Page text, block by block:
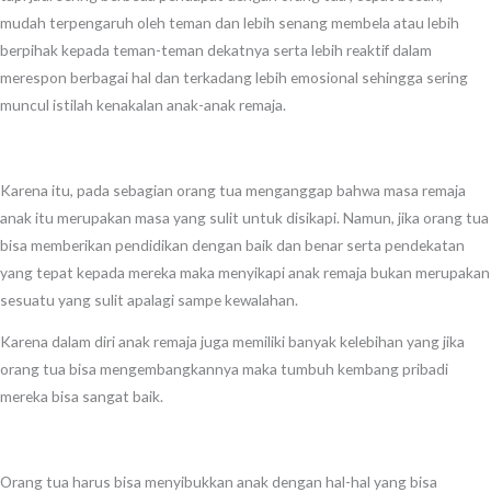
mudah terpengaruh oleh teman dan lebih senang membela atau lebih
berpihak kepada teman-teman dekatnya serta lebih reaktif dalam
merespon berbagai hal dan terkadang lebih emosional sehingga sering
muncul istilah kenakalan anak-anak remaja.
Karena itu, pada sebagian orang tua menganggap bahwa masa remaja
anak itu merupakan masa yang sulit untuk disikapi. Namun, jika orang tua
bisa memberikan pendidikan dengan baik dan benar serta pendekatan
yang tepat kepada mereka maka menyikapi anak remaja bukan merupakan
sesuatu yang sulit apalagi sampe kewalahan.
Karena dalam diri anak remaja juga memiliki banyak kelebihan yang jika
orang tua bisa mengembangkannya maka tumbuh kembang pribadi
mereka bisa sangat baik.
Orang tua harus bisa menyibukkan anak dengan hal-hal yang bisa